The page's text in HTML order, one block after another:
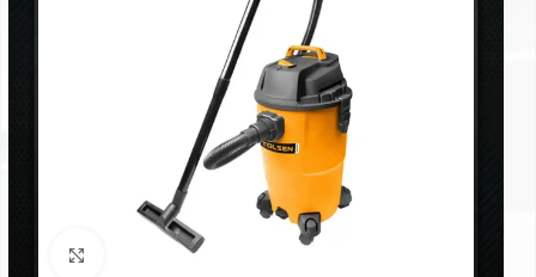
Click to enlarge